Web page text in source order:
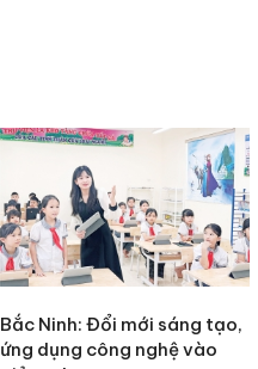
Bắc Ninh: Đổi mới sáng tạo,
ứng dụng công nghệ vào